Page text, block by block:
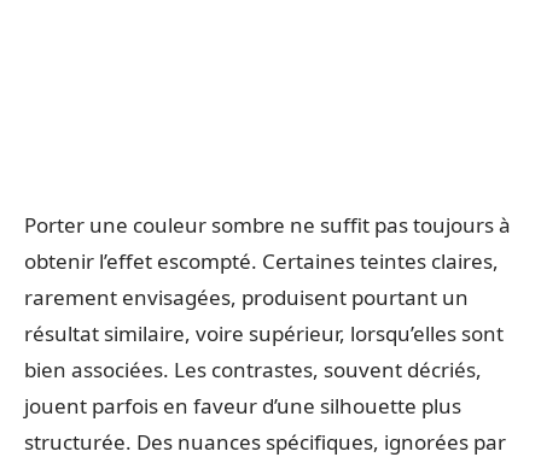
Porter une couleur sombre ne suffit pas toujours à
obtenir l’effet escompté. Certaines teintes claires,
rarement envisagées, produisent pourtant un
résultat similaire, voire supérieur, lorsqu’elles sont
bien associées. Les contrastes, souvent décriés,
jouent parfois en faveur d’une silhouette plus
structurée. Des nuances spécifiques, ignorées par